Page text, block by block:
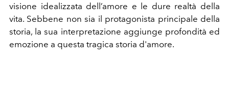
visione idealizzata dell’amore e le dure realtà della
vita. Sebbene non sia il protagonista principale della
storia, la sua interpretazione aggiunge profondità ed
emozione a questa tragica storia d'amore.